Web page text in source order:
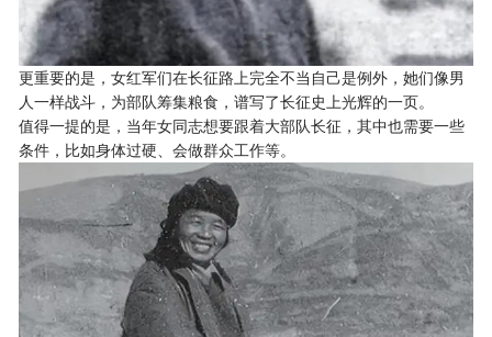
更重要的是，女红军们在长征路上完全不当自己是例外，她们像男
人一样战斗，为部队筹集粮食，谱写了长征史上光辉的一页。
值得一提的是，当年女同志想要跟着大部队长征，其中也需要一些
条件，比如身体过硬、会做群众工作等。